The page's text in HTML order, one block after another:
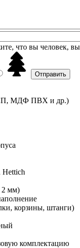
что вы человек,
МДФ ПВХ и др.)
Hettich
мм)
корзины, штанги)
комплектацию